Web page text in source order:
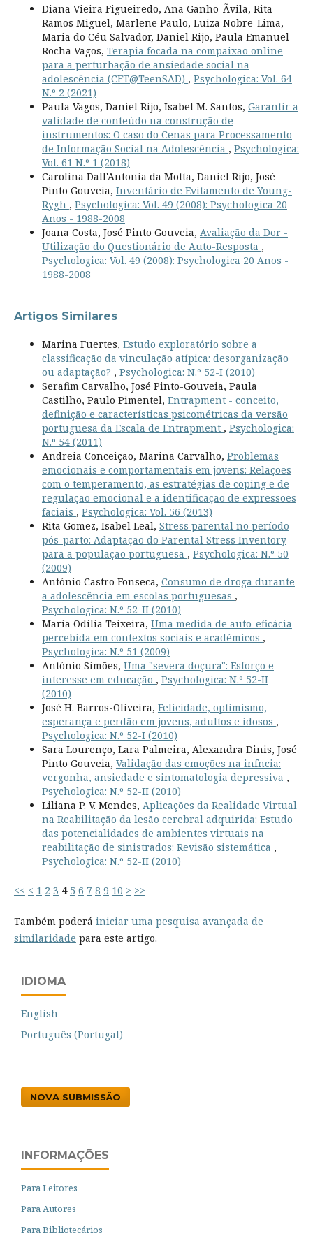
Diana Vieira Figueiredo, Ana Ganho-Ãvila, Rita
Ramos Miguel, Marlene Paulo, Luiza Nobre-Lima,
Maria do Céu Salvador, Daniel Rijo, Paula Emanuel
Rocha Vagos, Terapia focada na compaixão online
para a perturbação de ansiedade social na
adolescência (CFT@TeenSAD) , Psychologica: Vol. 64
N.º 2 (2021)
Paula Vagos, Daniel Rijo, Isabel M. Santos, Garantir a
validade de conteúdo na construção de
instrumentos: O caso do Cenas para Processamento
de Informação Social na Adolescência , Psychologica:
Vol. 61 N.º 1 (2018)
Carolina Dall'Antonia da Motta, Daniel Rijo, José
Pinto Gouveia, Inventário de Evitamento de Young-
Rygh , Psychologica: Vol. 49 (2008): Psychologica 20
Anos - 1988-2008
Joana Costa, José Pinto Gouveia, Avaliação da Dor -
Utilização do Questionário de Auto-Resposta ,
Psychologica: Vol. 49 (2008): Psychologica 20 Anos -
1988-2008
Artigos Similares
Marina Fuertes, Estudo exploratório sobre a
classificação da vinculação atípica: desorganização
ou adaptação? , Psychologica: N.º 52-I (2010)
Serafim Carvalho, José Pinto-Gouveia, Paula
Castilho, Paulo Pimentel, Entrapment - conceito,
definição e características psicométricas da versão
portuguesa da Escala de Entrapment , Psychologica:
N.º 54 (2011)
Andreia Conceição, Marina Carvalho, Problemas
emocionais e comportamentais em jovens: Relações
com o temperamento, as estratégias de coping e de
regulação emocional e a identificação de expressões
faciais , Psychologica: Vol. 56 (2013)
Rita Gomez, Isabel Leal, Stress parental no período
pós-parto: Adaptação do Parental Stress Inventory
para a população portuguesa , Psychologica: N.º 50
(2009)
António Castro Fonseca, Consumo de droga durante
a adolescência em escolas portuguesas ,
Psychologica: N.º 52-II (2010)
Maria Odília Teixeira, Uma medida de auto-eficácia
percebida em contextos sociais e académicos ,
Psychologica: N.º 51 (2009)
António Simões, Uma "severa doçura": Esforço e
interesse em educação , Psychologica: N.º 52-II
(2010)
José H. Barros-Oliveira, Felicidade, optimismo,
esperança e perdão em jovens, adultos e idosos ,
Psychologica: N.º 52-I (2010)
Sara Lourenço, Lara Palmeira, Alexandra Dinis, José
Pinto Gouveia, Validação das emoções na infncia:
vergonha, ansiedade e sintomatologia depressiva ,
Psychologica: N.º 52-II (2010)
Liliana P. V. Mendes, Aplicações da Realidade Virtual
na Reabilitação da lesão cerebral adquirida: Estudo
das potencialidades de ambientes virtuais na
reabilitação de sinistrados: Revisão sistemática ,
Psychologica: N.º 52-II (2010)
<< < 1 2 3 4 5 6 7 8 9 10 > >>
Também poderá iniciar uma pesquisa avançada de
similaridade para este artigo.
IDIOMA
English
Português (Portugal)
NOVA SUBMISSÃO
INFORMAÇÕES
Para Leitores
Para Autores
Para Bibliotecários